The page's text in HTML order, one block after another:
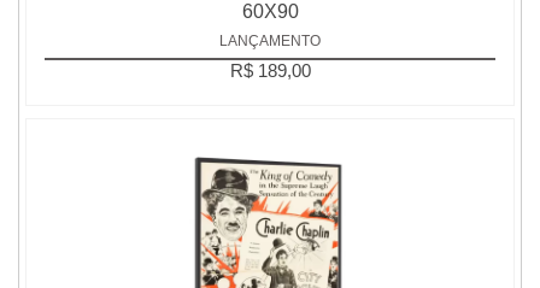
60X90
LANÇAMENTO
R$ 189,00